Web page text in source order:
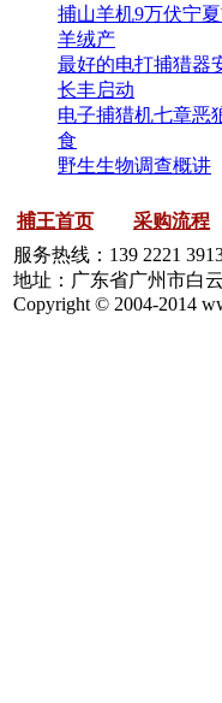
捕山羊机9万伏宁
羊绒产
最好的电打捕猎器
长丰启动
电子捕猎机七章恶
食
野生生物调查概讲
捕王首页 采购流程
服务热线：139 2221
地址：广东省广州市白
Copyright © 2004-2014